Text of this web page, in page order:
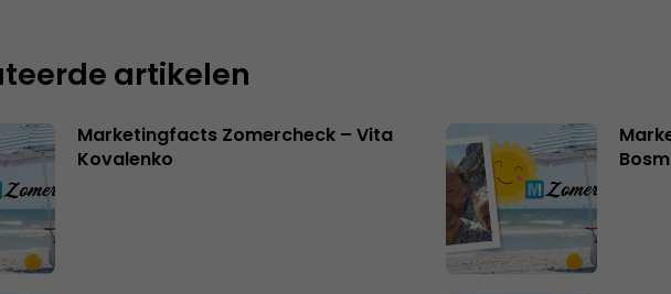
artikelen
Marketingfacts Zomercheck – Vita
Kovalenko